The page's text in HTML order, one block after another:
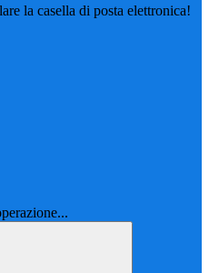
la casella di posta elettronica!